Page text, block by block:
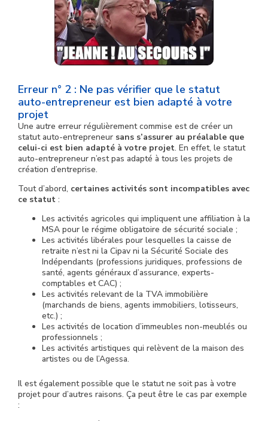
Erreur n° 2 : Ne pas vérifier que le statut
auto-entrepreneur est bien adapté à votre
projet
Une autre erreur régulièrement commise est de créer un
statut auto-entrepreneur sans s’assurer au préalable que
celui-ci est bien adapté à votre projet. En effet, le statut
auto-entrepreneur n’est pas adapté à tous les projets de
création d’entreprise.
Tout d’abord, certaines activités sont incompatibles avec
ce statut :
Les activités agricoles qui impliquent une affiliation à la
MSA pour le régime obligatoire de sécurité sociale ;
Les activités libérales pour lesquelles la caisse de
retraite n’est ni la Cipav ni la Sécurité Sociale des
Indépendants (professions juridiques, professions de
santé, agents généraux d’assurance, experts-
comptables et CAC) ;
Les activités relevant de la TVA immobilière
(marchands de biens, agents immobiliers, lotisseurs,
etc.) ;
Les activités de location d’immeubles non-meublés ou
professionnels ;
Les activités artistiques qui relèvent de la maison des
artistes ou de l’Agessa.
Il est également possible que le statut ne soit pas à votre
projet pour d’autres raisons. Ça peut être le cas par exemple
: